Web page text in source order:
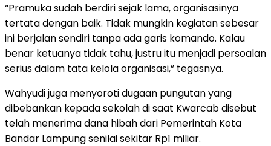
“Pramuka sudah berdiri sejak lama, organisasinya
tertata dengan baik. Tidak mungkin kegiatan sebesar
ini berjalan sendiri tanpa ada garis komando. Kalau
benar ketuanya tidak tahu, justru itu menjadi persoalan
serius dalam tata kelola organisasi,” tegasnya.
Wahyudi juga menyoroti dugaan pungutan yang
dibebankan kepada sekolah di saat Kwarcab disebut
telah menerima dana hibah dari Pemerintah Kota
Bandar Lampung senilai sekitar Rp1 miliar.